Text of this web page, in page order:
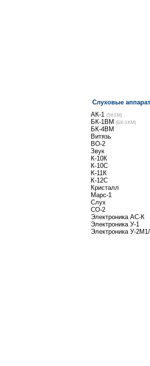
Слуховые
АК-1- (581М)
БК-1ВМ (БК-1КМ)
БК-4ВМ
Витязь
ВО-2
Звук
К-10К
К-10C
К-11К
К-12С
Кристалл
Марс-1
Слух
СО-2
Электроника АС-К
Электроника У-1
Электроника У-